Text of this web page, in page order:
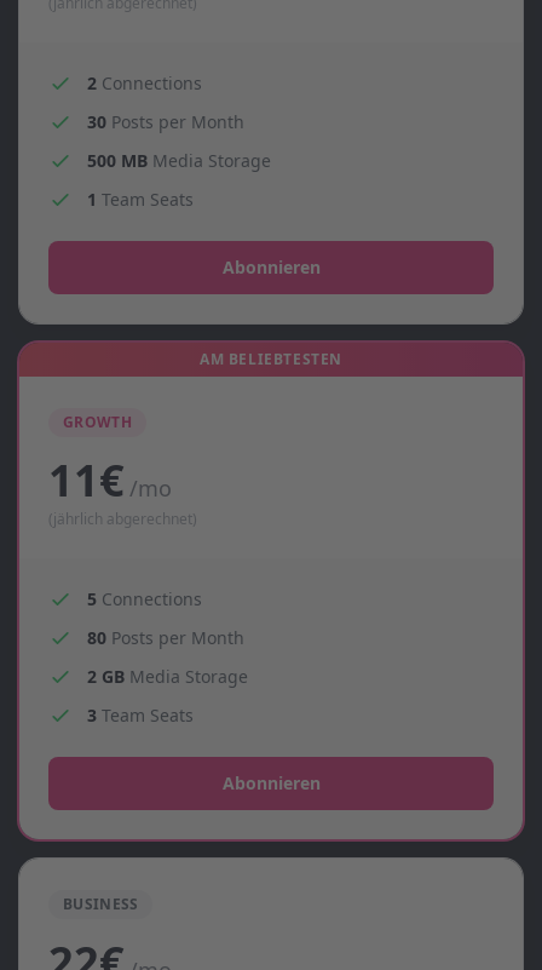
2 Connections
30 Posts per Month
500 MB Media Storage
1 Team Seats
Abonnieren
AM BELIEBTESTEN
GROWTH
11€ /mo
(jährlich abgerechnet)
5 Connections
80 Posts per Month
2 GB Media Storage
3 Team Seats
Abonnieren
BUSINESS